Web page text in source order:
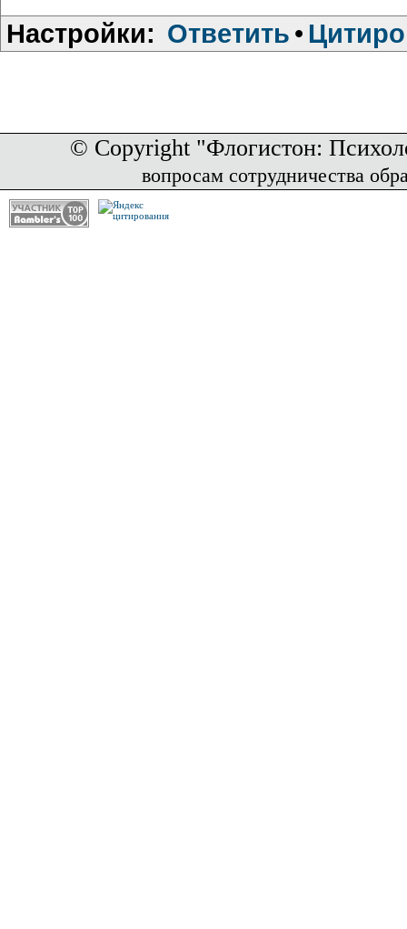
Настройки: Ответить •
© Copyright "Флогистон:
вопросам сотрудничества